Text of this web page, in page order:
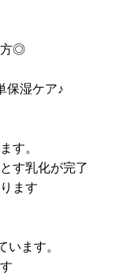
方◎
保湿ケア♪
す。
す乳化が完了
ます
ます。